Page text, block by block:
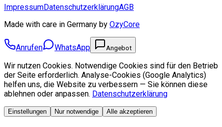
ImpressumDatenschutzerklärungAGB
Made with care in Germany by OzyCore
Anrufen WhatsApp Angebot
Wir nutzen Cookies. Notwendige Cookies sind für den Betrieb
der Seite erforderlich. Analyse-Cookies (Google Analytics)
helfen uns, die Website zu verbessern — Sie können diese
ablehnen oder anpassen. Datenschutzerklärung
Einstellungen Nur notwendige Alle akzeptieren